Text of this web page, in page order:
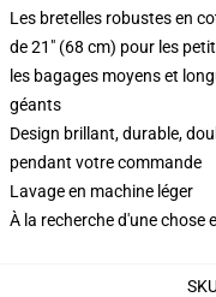
Les bretelles robustes en
de 21" (68 cm) pour les
les bagages moyens et
géants
Design brillant, durable,
pendant votre commande
Lavage en machine léger
À la recherche d'une chose